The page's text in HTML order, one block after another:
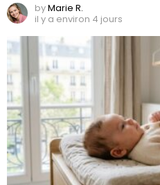
byMarie R.
il y a environ 4 jours